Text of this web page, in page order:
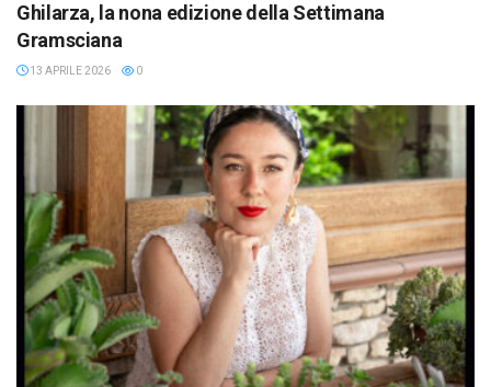
Ghilarza, la nona edizione della Settimana
Gramsciana
13 APRILE 2026 0